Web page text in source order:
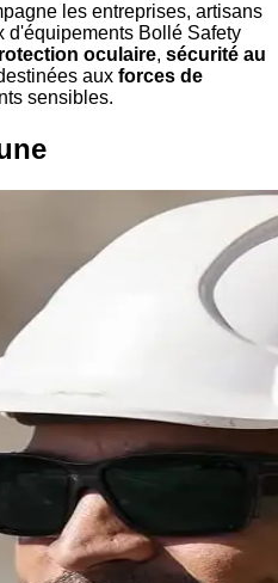
les entreprises, artisans
d'équipements Bollé Safety
oculaire, sécurité au
aux forces de
sensibles.